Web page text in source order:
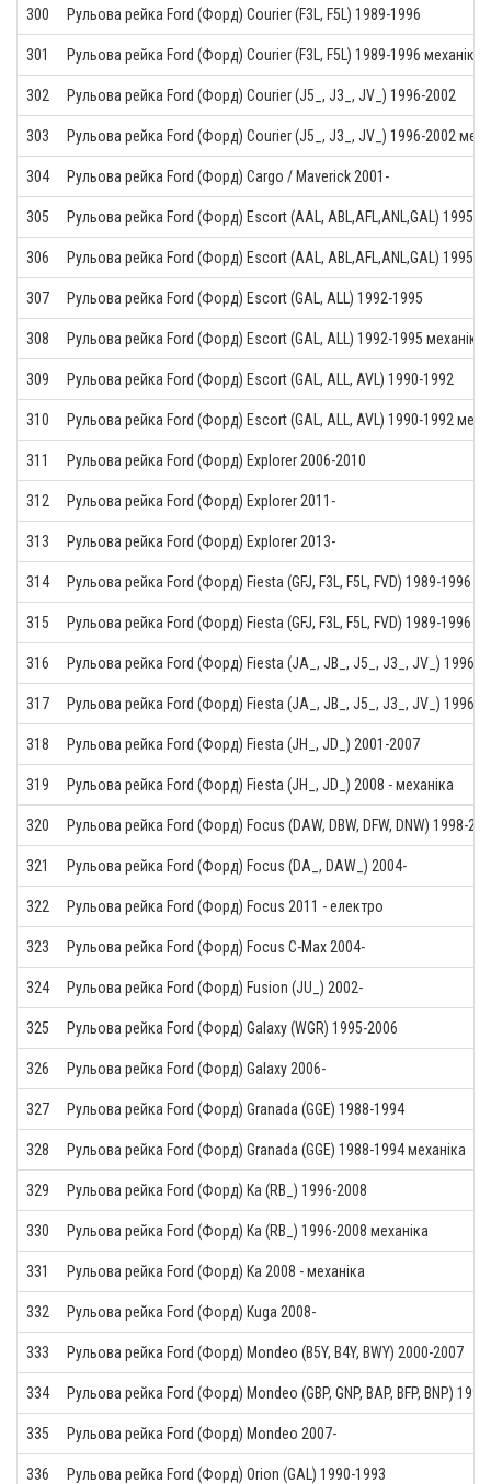
300 Рульова рейка Ford (Форд) Courier (F3L, F5L) 1989-1996
301 Рульова рейка Ford (Форд) Courier (F3L, F5L) 1989-1996 механіка
302 Рульова рейка Ford (Форд) Courier (J5_, J3_, JV_) 1996-2002
303 Рульова рейка Ford (Форд) Courier (J5_, J3_, JV_) 1996-2002
304 Рульова рейка Ford (Форд) Cargo / Maverick 2001-
305 Рульова рейка Ford (Форд) Escort (AAL, ABL,AFL,ANL,GAL) 1995-
306 Рульова рейка Ford (Форд) Escort (AAL, ABL,AFL,ANL,GAL) 1995-
307 Рульова рейка Ford (Форд) Escort (GAL, ALL) 1992-1995
308 Рульова рейка Ford (Форд) Escort (GAL, ALL) 1992-1995 механіка
309 Рульова рейка Ford (Форд) Escort (GAL, ALL, AVL) 1990-1992
310 Рульова рейка Ford (Форд) Escort (GAL, ALL, AVL) 1990-1992
311 Рульова рейка Ford (Форд) Explorer 2006-2010
312 Рульова рейка Ford (Форд) Explorer 2011-
313 Рульова рейка Ford (Форд) Explorer 2013-
314 Рульова рейка Ford (Форд) Fiesta (GFJ, F3L, F5L, FVD) 1989-1996
315 Рульова рейка Ford (Форд) Fiesta (GFJ, F3L, F5L, FVD) 1989-1996
316 Рульова рейка Ford (Форд) Fiesta (JA_, JB_, J5_, J3_, JV_) 1996-
317 Рульова рейка Ford (Форд) Fiesta (JA_, JB_, J5_, J3_, JV_) 1996-
318 Рульова рейка Ford (Форд) Fiesta (JH_, JD_) 2001-2007
319 Рульова рейка Ford (Форд) Fiesta (JH_, JD_) 2008 - механіка
320 Рульова рейка Ford (Форд) Focus (DAW, DBW, DFW, DNW) 1998-
321 Рульова рейка Ford (Форд) Focus (DA_, DAW_) 2004-
322 Рульова рейка Ford (Форд) Focus 2011 - електро
323 Рульова рейка Ford (Форд) Focus C-Max 2004-
324 Рульова рейка Ford (Форд) Fusion (JU_) 2002-
325 Рульова рейка Ford (Форд) Galaxy (WGR) 1995-2006
326 Рульова рейка Ford (Форд) Galaxy 2006-
327 Рульова рейка Ford (Форд) Granada (GGE) 1988-1994
328 Рульова рейка Ford (Форд) Granada (GGE) 1988-1994 механіка
329 Рульова рейка Ford (Форд) Ka (RB_) 1996-2008
330 Рульова рейка Ford (Форд) Ka (RB_) 1996-2008 механіка
331 Рульова рейка Ford (Форд) Ka 2008 - механіка
332 Рульова рейка Ford (Форд) Kuga 2008-
333 Рульова рейка Ford (Форд) Mondeo (B5Y, B4Y, BWY) 2000-2007
334 Рульова рейка Ford (Форд) Mondeo (GBP, GNP, BAP, BFP, BNP)
335 Рульова рейка Ford (Форд) Mondeo 2007-
336 Рульова рейка Ford (Форд) Orion (GAL) 1990-1993